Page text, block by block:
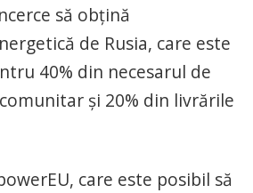
să obţină
de Rusia, care este
40% din necesarul de
şi 20% din livrările
care este posibil să